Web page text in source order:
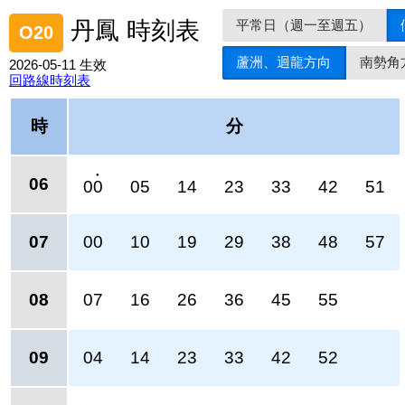
O20 丹鳳 時刻表
2026-05-11 生效
回路線時刻表
平常日（週一至週五）
蘆洲、迴龍方向 南勢角
時 分
06 ●
00 05 14 23 33 42 51
07 00 10 19 29 38 48 57
08 07 16 26 36 45 55
09 04 14 23 33 42 52